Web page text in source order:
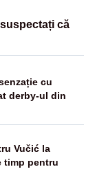
că
cu
derby-ul din
Vučić la
timp pentru